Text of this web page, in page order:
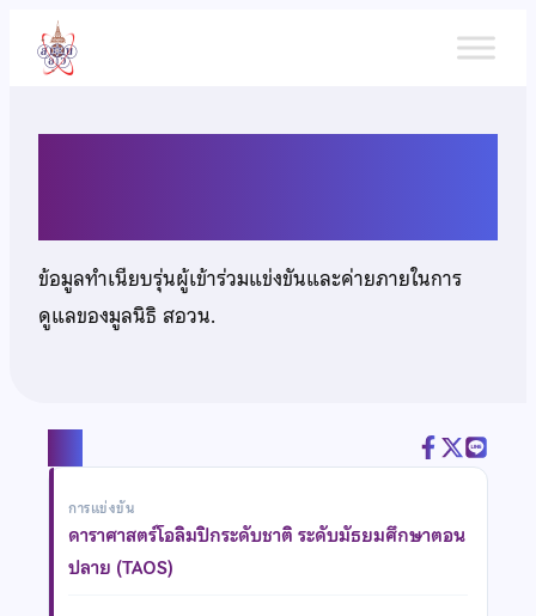
เนื้อหา
ข้อมูลทำเนียบรุ่นผู้เข้าร่วมแข่งขันและค่ายภายในการ
ดูแลของมูลนิธิ สอวน.
การแข่งขัน
ดาราศาสตร์โอลิมปิกระดับชาติ ระดับมัธยมศึกษาตอน
ปลาย (TAOS)